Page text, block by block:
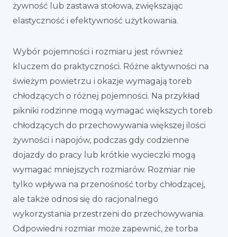
żywność lub zastawa stołowa, zwiększając
elastyczność i efektywność użytkowania.
Wybór pojemności i rozmiaru jest również
kluczem do praktyczności. Różne aktywności na
świeżym powietrzu i okazje wymagają toreb
chłodzących o różnej pojemności. Na przykład
pikniki rodzinne mogą wymagać większych toreb
chłodzących do przechowywania większej ilości
żywności i napojów, podczas gdy codzienne
dojazdy do pracy lub krótkie wycieczki mogą
wymagać mniejszych rozmiarów. Rozmiar nie
tylko wpływa na przenośność torby chłodzącej,
ale także odnosi się do racjonalnego
wykorzystania przestrzeni do przechowywania.
Odpowiedni rozmiar może zapewnić, że torba